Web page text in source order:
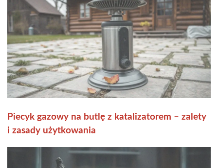
Piecyk gazowy na butlę z katalizatorem – zalety
i zasady użytkowania